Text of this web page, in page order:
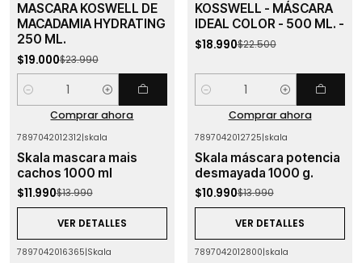
MASCARA KOSWELL DE
MACADAMIA HYDRATING
250 ML.
$19.000$23.990
Cantidad
Comprar ahora
KOSSWELL - MÁSCARA
IDEAL COLOR - 500 ML. -
$18.990$22.500
Cantidad
Comprar ahora
Agotado
7897042012312|skala
Skala mascara mais
cachos 1000 ml
$11.990$13.990
VER DETALLES
Agotado
7897042012725|skala
Skala máscara potencia
desmayada 1000 g.
$10.990$13.990
VER DETALLES
7897042016365|Skala 7897042012800|skala